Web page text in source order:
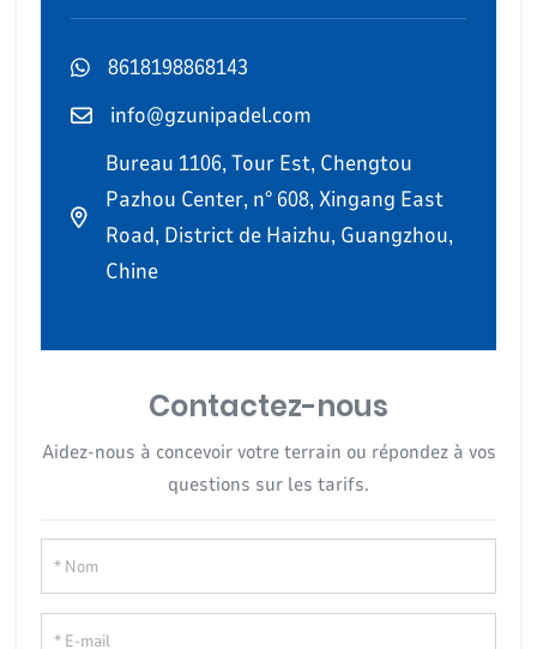
8618198868143
info@gzunipadel.com
Bureau 1106, Tour Est, Chengtou
Pazhou Center, n° 608, Xingang East
Road, District de Haizhu, Guangzhou,
Chine
Contactez-nous
Aidez-nous à concevoir votre terrain ou répondez à vos
questions sur les tarifs.